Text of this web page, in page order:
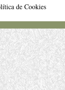
de Cookies